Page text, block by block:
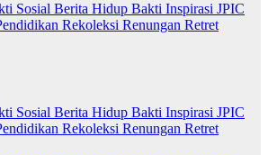
Sosial Berita Hidup Bakti Inspirasi JPIC
Rekoleksi Renungan Retret
Sosial Berita Hidup Bakti Inspirasi JPIC
Rekoleksi Renungan Retret